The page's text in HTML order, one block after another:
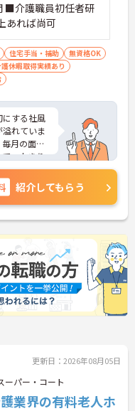
介護職員初任者研
あれば尚可
住宅手当・補助
無資格OK
休暇取得実績あり
する社風
れていま
月の面談
一人きり
安全性が高
す。
指せる
初任者研
現場での実
アップを受
イスター」
かり評価
」を用いた
の不安や
っていま
紹介してもらう
更新日：2026年08月05日
ーパー・コート
業界の有料老人ホ